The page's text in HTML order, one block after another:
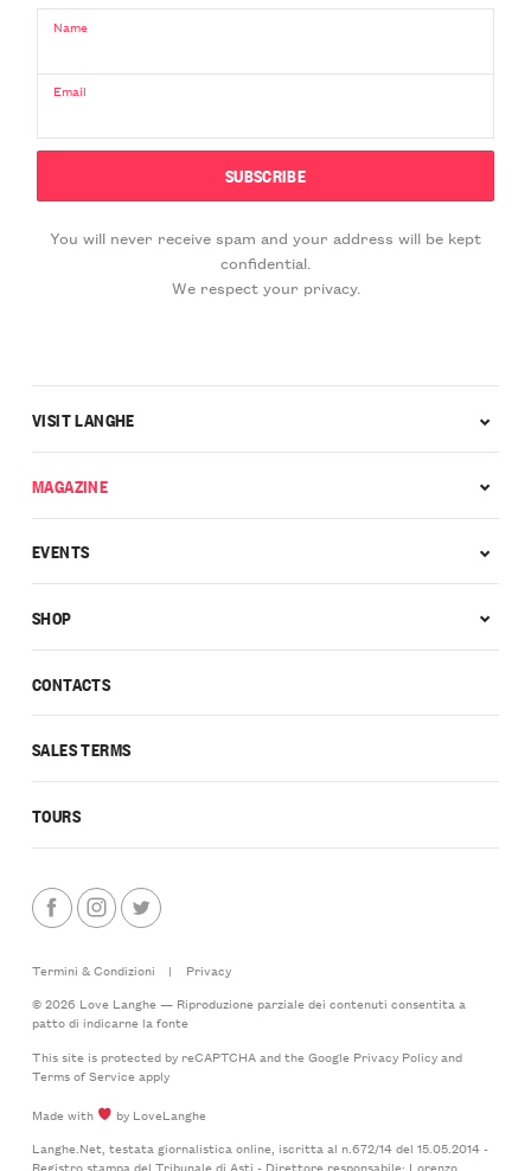
Name
Email
You will never receive spam and your address will be kept
confidential.
We respect your privacy.
CONTACTS
SALES TERMS
TOURS
VISIT LANGHE
MAGAZINE
EVENTS
SHOP
Termini & Condizioni |
Privacy
© 2026 Love Langhe — Riproduzione parziale dei contenuti consentita a
patto di indicarne la fonte
This site is protected by reCAPTCHA and the Google Privacy Policyand
Terms of Serviceapply
Made with
by LoveLanghe
Langhe.Net, testata giornalistica online, iscritta al n.672/14 del 15.05.2014 -
Registro stampa del Tribunale di Asti - Direttore responsabile: Lorenzo